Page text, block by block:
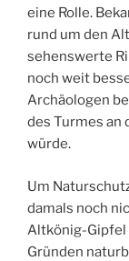
eine Rolle.
rund um den
sehenswerte
noch weit
Archäologen
des Turmes an
würde.
Um
damals noch
Altkönig-Gipfel
Gründen